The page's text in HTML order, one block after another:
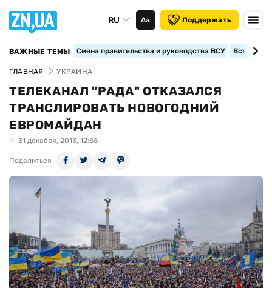
RU Аа Поддержать
ВАЖНЫЕ ТЕМЫ Смена правительства и руководства ВСУ
ГЛАВНАЯ УКРАИНА
ТЕЛЕКАНАЛ "РАДА" ОТКАЗАЛСЯ
ТРАНСЛИРОВАТЬ НОВОГОДНИЙ
ЕВРОМАЙДАН
31 декабря, 2013, 12:56
Поделиться